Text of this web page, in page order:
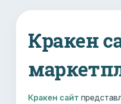
Кракен
Кракен сайт